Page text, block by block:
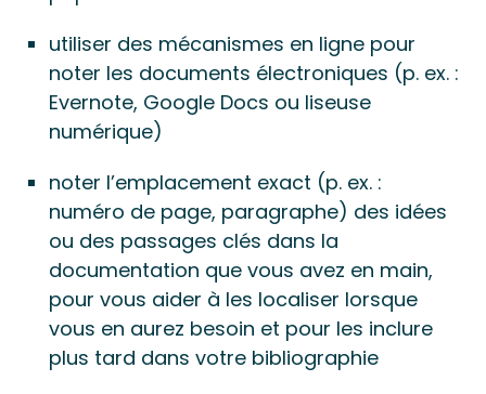
utiliser des mécanismes en ligne pour
noter les documents électroniques (p. ex. :
Evernote, Google Docs ou liseuse
numérique)
noter l’emplacement exact (p. ex. :
numéro de page, paragraphe) des idées
ou des passages clés dans la
documentation que vous avez en main,
pour vous aider à les localiser lorsque
vous en aurez besoin et pour les inclure
plus tard dans votre bibliographie